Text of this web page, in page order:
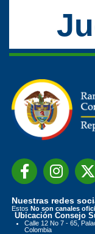
Nuestras redes
Estos No son canales
Ubicación Consejo
Calle 12 No 7 - 65,
Colombia